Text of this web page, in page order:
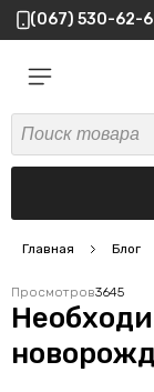
(067) 530-62-
Главная Блог
Просмотров3645